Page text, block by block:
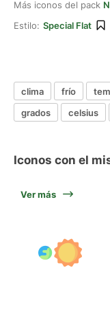
Más iconos del pack
Estilo: Special Flat
clima frío
grados
celsius
Iconos con el
Ver más